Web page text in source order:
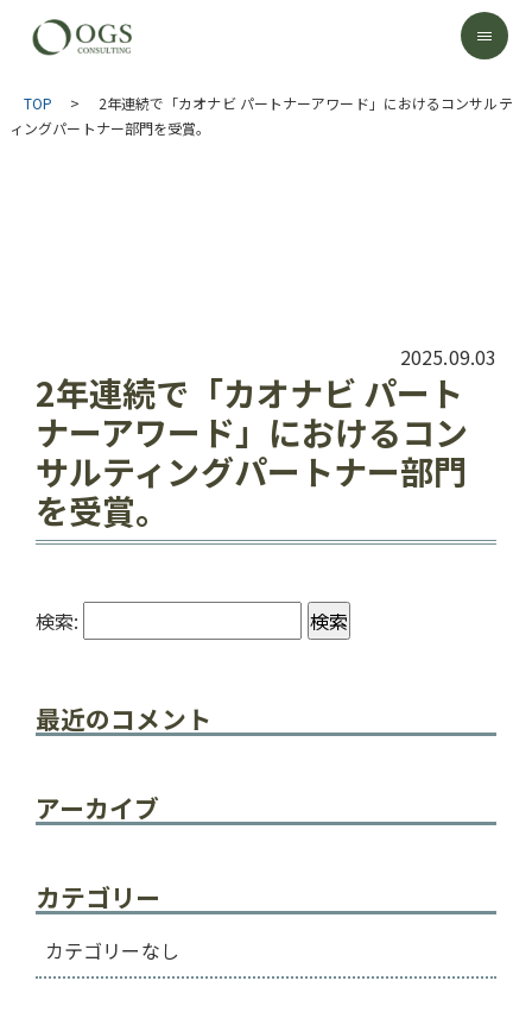
TOP >
2年連続で「カオナビ パートナーアワード」におけるコンサルテ
ィングパートナー部門を受賞。
2025.09.03
2年連続で「カオナビ パート
ナーアワード」におけるコン
サルティングパートナー部門
を受賞。
検索:
最近のコメント
アーカイブ
カテゴリー
カテゴリーなし